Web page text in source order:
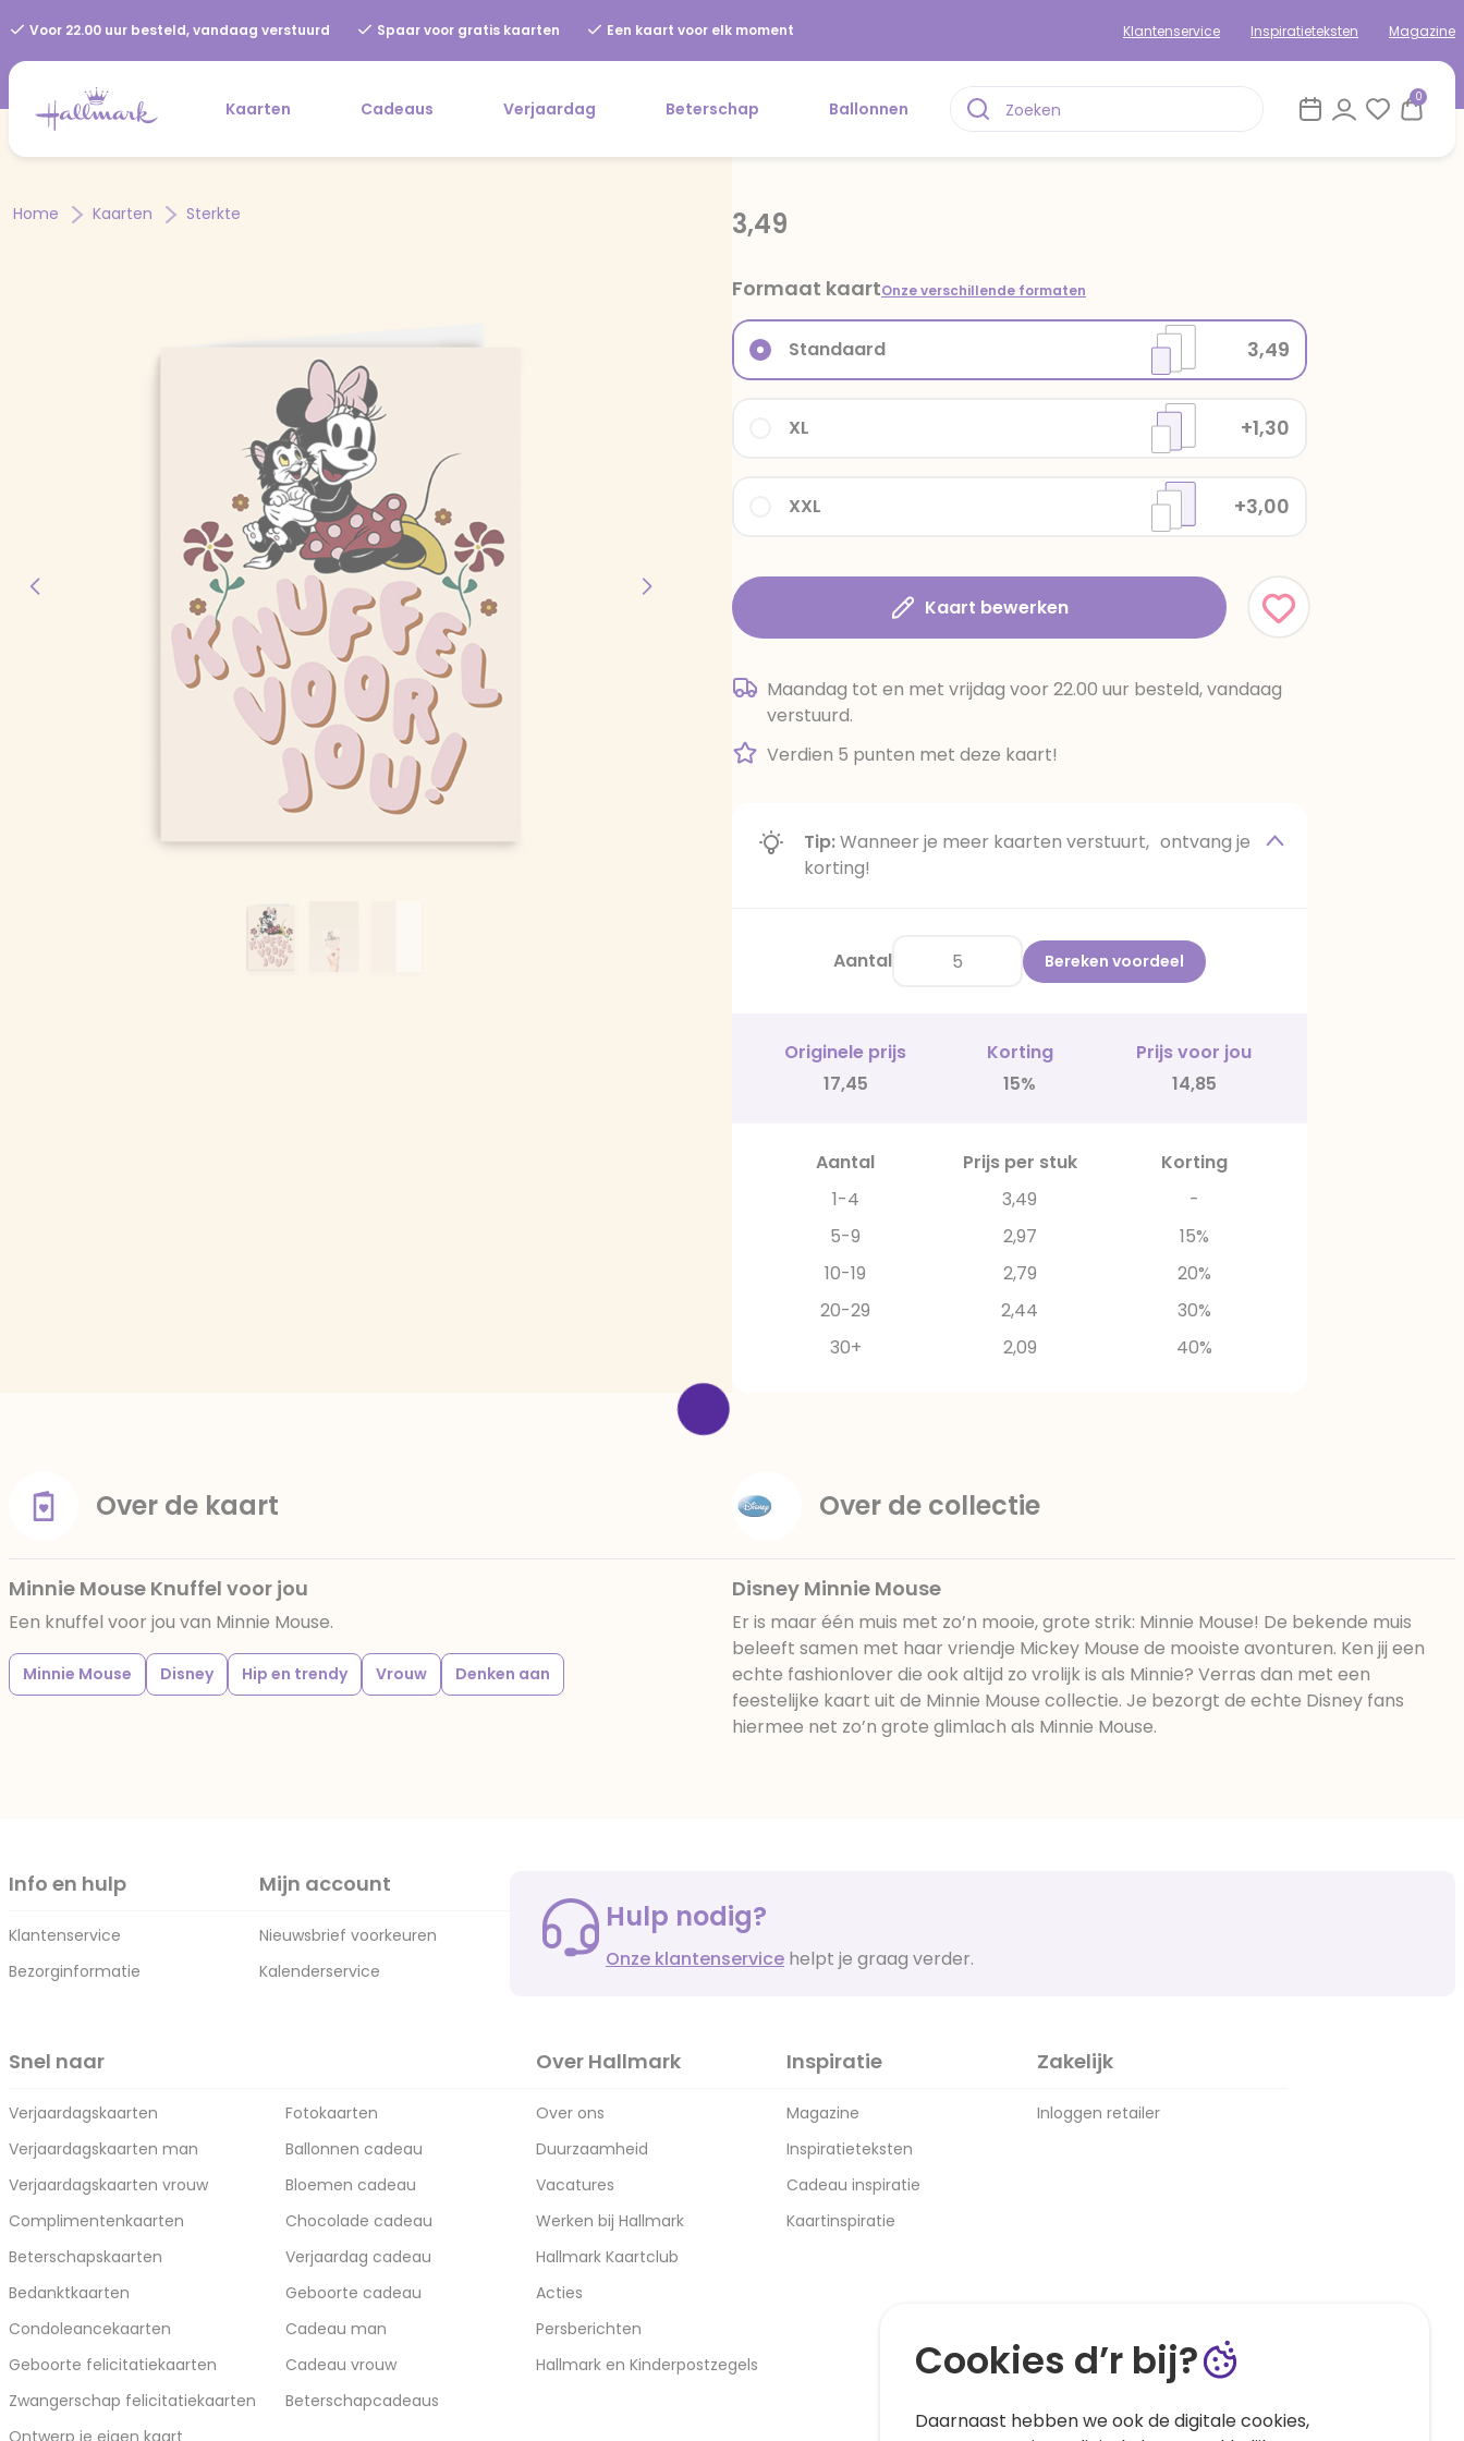
Voor 22.00 uur besteld, vandaag verstuurd Spaar voor gratis kaarten Een kaart voor elk moment Klantenservice Inspiratieteksten Magazine
Kaarten Cadeaus Verjaardag Beterschap Ballonnen
0
Home Kaarten Sterkte 3,49
Formaat kaartOnze verschillende formaten
XXL +3,00
XL +1,30
Standaard 3,49
Kaart bewerken
Maandag tot en met vrijdag voor 22.00 uur besteld, vandaag
verstuurd.
Verdien 5 punten met deze kaart!
Tip:Wanneer je meer kaarten verstuurt, ontvang je
korting!
Aantal Bereken voordeel
Originele prijs Korting
Prijs voor jou
17,45
15% 14,85
Aantal Prijs per stuk
Korting
1-4
3,49
-
5-9
2,97
15%
10-19
2,79
20%
20-29
2,44
30%
30+
2,09 40%
Over de kaart
Minnie Mouse Knuffel voor jou
Een knuffel voor jou van Minnie Mouse.
Minnie Mouse Disney Hip en trendy Vrouw Denken aan
Over de collectie
Disney Minnie Mouse
Er is maar één muis met zo’n mooie, grote strik: Minnie Mouse! De bekende muis
beleeft samen met haar vriendje Mickey Mouse de mooiste avonturen. Ken jij een
echte fashionlover die ook altijd zo vrolijk is als Minnie? Verras dan met een
feestelijke kaart uit de Minnie Mouse collectie. Je bezorgt de echte Disney fans
hiermee net zo’n grote glimlach als Minnie Mouse.
Info en hulp
Klantenservice
Bezorginformatie
Mijn account
Nieuwsbrief voorkeuren
Kalenderservice
Hulp nodig?
Onze klantenservice helpt je graag verder.
Snel naar
Verjaardagskaarten
Verjaardagskaarten man
Verjaardagskaarten vrouw
Complimentenkaarten
Beterschapskaarten
Bedanktkaarten
Condoleancekaarten
Geboorte felicitatiekaarten
Zwangerschap felicitatiekaarten
Ontwerp je eigen kaart
Fotokaarten
Ballonnen cadeau
Bloemen cadeau
Chocolade cadeau
Verjaardag cadeau
Geboorte cadeau
Cadeau man
Cadeau vrouw
Beterschapcadeaus
Over Hallmark
Over ons
Duurzaamheid
Vacatures
Werken bij Hallmark
Hallmark Kaartclub
Acties
Persberichten
Hallmark en Kinderpostzegels
Inspiratie
Magazine
Inspiratieteksten
Cadeau inspiratie
Kaartinspiratie
Zakelijk
Inloggen retailer
Cookies d’r bij?
Daarnaast hebben we ook de digitale cookies,